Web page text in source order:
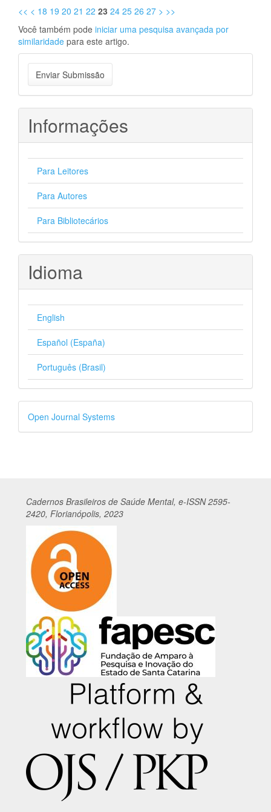
<< < 18 19 20 21 22 23 24 25 26 27 > >>
Você também pode iniciar uma pesquisa avançada por
similaridade para este artigo.
Enviar
Submissão
Enviar Submissão
Informações
Para Leitores
Para Autores
Para Bibliotecários
Idioma
English
Español (España)
Português (Brasil)
Desenvolvido
por
Open Journal Systems
Cadernos Brasileiros de Saúde Mental, e-ISSN 2595-
2420, Florianópolis, 2023